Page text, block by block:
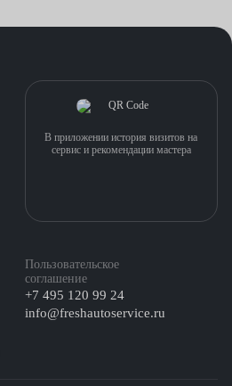
Пользовательское
соглашение
+7 495 120 99 24
info@freshautoservice.ru
В приложении история визитов на
сервис и рекомендации мастера